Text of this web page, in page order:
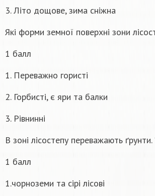
3. Літо дощове, зима сніжна
Які форми земної поверхні зони
1 балл
1. Переважно гористі
2. Горбисті, є яри та балки
3. Рівнинні
В зоні лісостепу переважають ґрунти.
1 балл
1.чорноземи та сірі лісові